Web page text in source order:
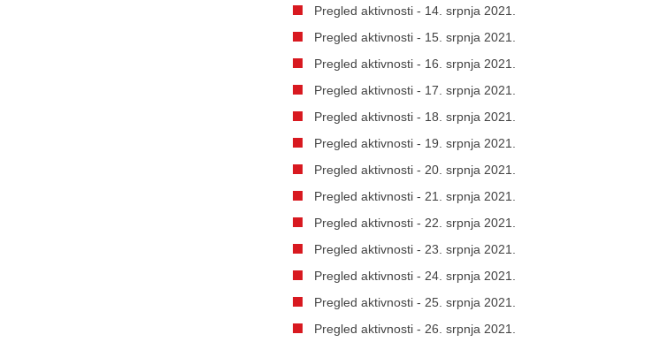
Pregled aktivnosti - 14. srpnja 2021.
Pregled aktivnosti - 15. srpnja 2021.
Pregled aktivnosti - 16. srpnja 2021.
Pregled aktivnosti - 17. srpnja 2021.
Pregled aktivnosti - 18. srpnja 2021.
Pregled aktivnosti - 19. srpnja 2021.
Pregled aktivnosti - 20. srpnja 2021.
Pregled aktivnosti - 21. srpnja 2021.
Pregled aktivnosti - 22. srpnja 2021.
Pregled aktivnosti - 23. srpnja 2021.
Pregled aktivnosti - 24. srpnja 2021.
Pregled aktivnosti - 25. srpnja 2021.
Pregled aktivnosti - 26. srpnja 2021.